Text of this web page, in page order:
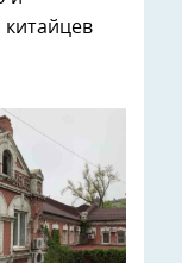
китайцев